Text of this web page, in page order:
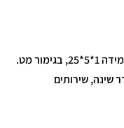
אריח קרמיקה מנואל ביאנקו, בצבע לבן, במידה 1*5*25, בגימור מט.
שינה, שירותים